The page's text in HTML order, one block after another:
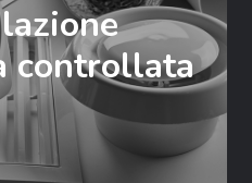
controllata